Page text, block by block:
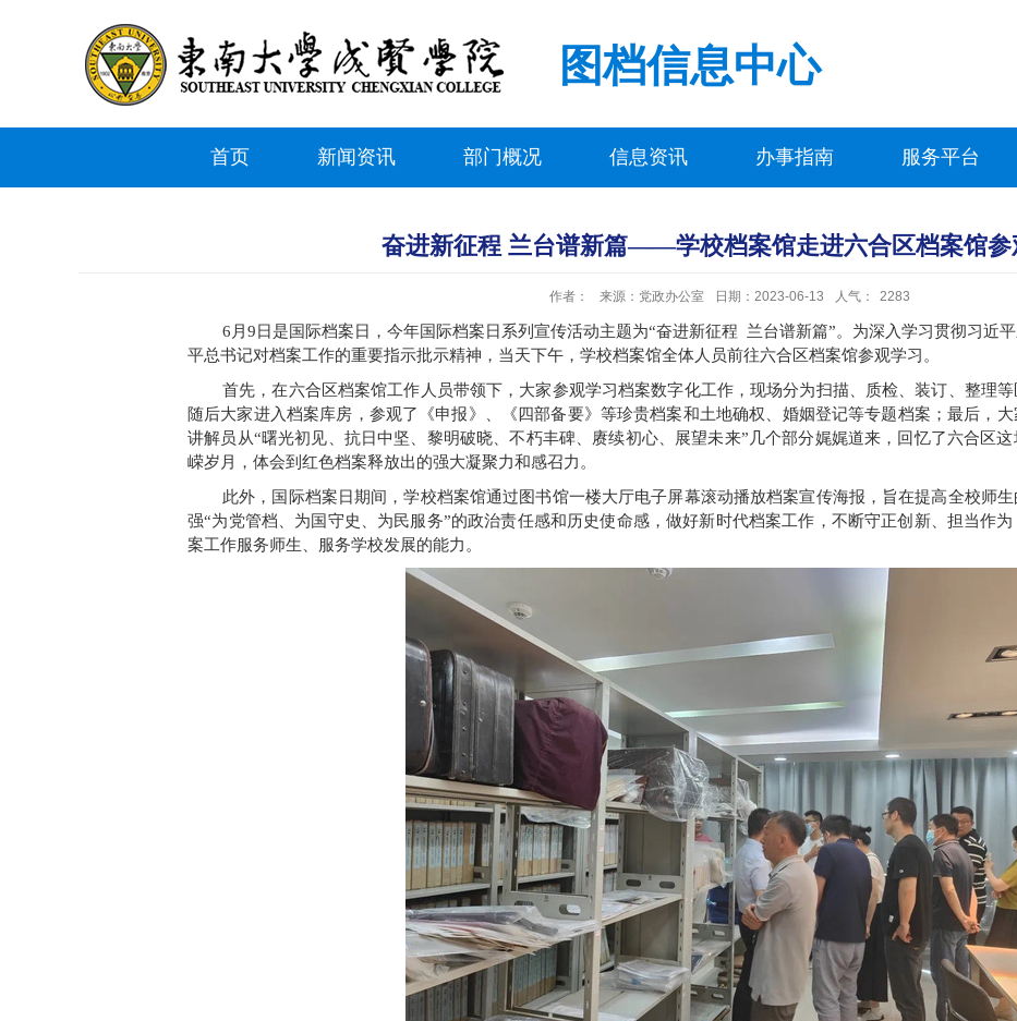
图档信息中心
首页 新闻资讯 部门概况 信息资讯 办事指南 服务平台
奋进新征程 兰台谱新篇——学校档案馆走进六合区档案馆参
作者： 来源：党政办公室 日期：2023-06-13 人气： 2283
6月9日是国际档案日，今年国际档案日系列宣传活动主题为“奋进新征程 兰台谱新篇”。为深入学习贯彻习近
平总书记对档案工作的重要指示批示精神，当天下午，学校档案馆全体人员前往六合区档案馆参观学习。
首先，在六合区档案馆工作人员带领下，大家参观学习档案数字化工作，现场分为扫描、质检、装订、整理
随后大家进入档案库房，参观了《申报》、《四部备要》等珍贵档案和土地确权、婚姻登记等专题档案；最后，大
讲解员从“曙光初见、抗日中坚、黎明破晓、不朽丰碑、赓续初心、展望未来”几个部分娓娓道来，回忆了六合区
嵘岁月，体会到红色档案释放出的强大凝聚力和感召力 。
此外，国际档案日期间，学校档案馆通过图书馆一楼大厅电子屏幕滚动播放档案宣传海报，旨在提高全校师
强“为党管档、为国守史、为民服务”的政治责任感和历史使命感，做好新时代档案工作，不断守正创新、担当作
案工作服务师生、服务学校发展的能力。